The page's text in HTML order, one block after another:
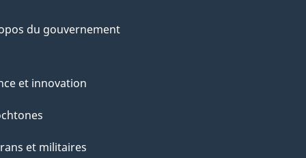
du gouvernement
et innovation
et militaires